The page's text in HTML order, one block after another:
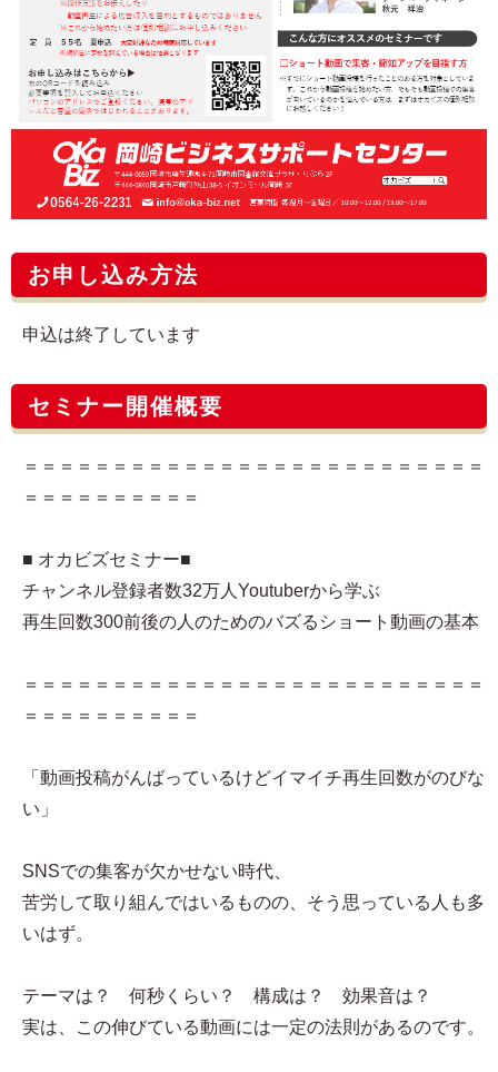
お申し込み方法
申込は終了しています
セミナー開催概要
＝＝＝＝＝＝＝＝＝＝＝＝＝＝＝＝＝＝＝＝＝＝＝＝＝＝
＝＝＝＝＝＝＝＝＝＝
■ オカビズセミナー■
チャンネル登録者数32万人Youtuberから学ぶ
再生回数300前後の人のためのバズるショート動画の基本
＝＝＝＝＝＝＝＝＝＝＝＝＝＝＝＝＝＝＝＝＝＝＝＝＝＝
＝＝＝＝＝＝＝＝＝＝
「動画投稿がんばっているけどイマイチ再生回数がのびな
い」
SNSでの集客が欠かせない時代、
苦労して取り組んではいるものの、そう思っている人も多
いはず。
テーマは？ 何秒くらい？ 構成は？ 効果音は？
実は、この伸びている動画には一定の法則があるのです。